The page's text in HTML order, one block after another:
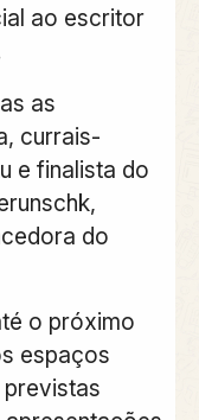
ao escritor
as
currais-
e finalista do
do
o próximo
espaços